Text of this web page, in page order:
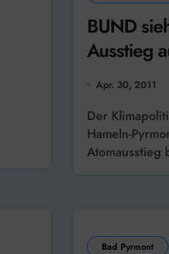
BUND
Ausstieg
bestätigt
Apr. 30, 2011
Der Klimapolitische Sprecher des BUND
Hameln-
Bad Pyrmont